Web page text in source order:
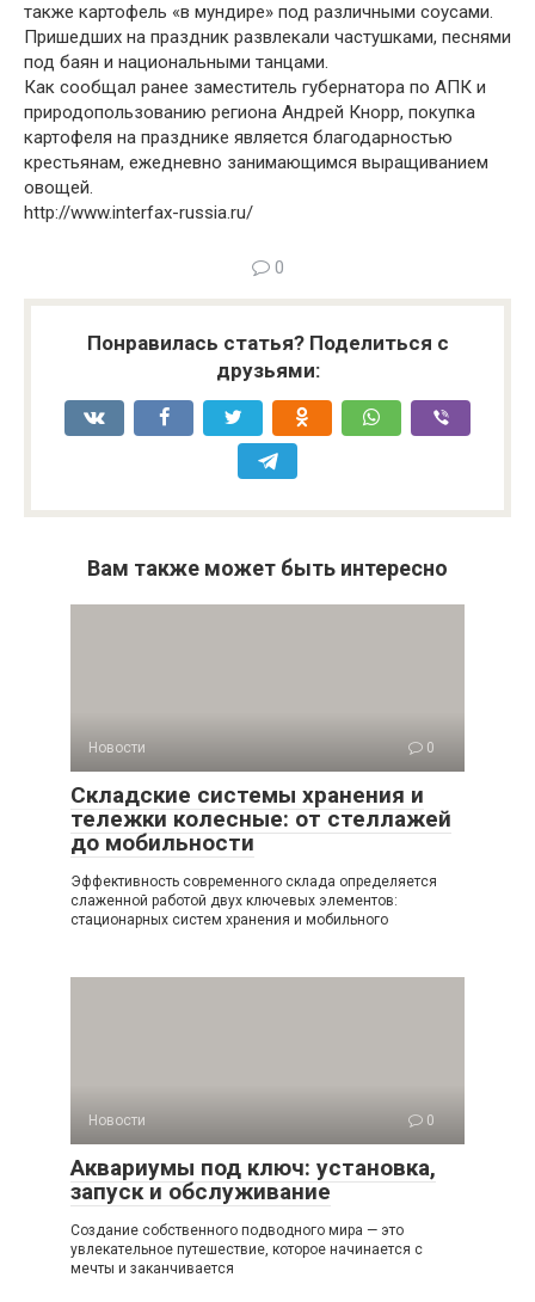
также картофель «в мундире» под различными соусами.
Пришедших на праздник развлекали частушками, песнями
под баян и национальными танцами.
Как сообщал ранее заместитель губернатора по АПК и
природопользованию региона Андрей Кнорр, покупка
картофеля на празднике является благодарностью
крестьянам, ежедневно занимающимся выращиванием
овощей.
http://www.interfax-russia.ru/
0
Понравилась статья? Поделиться с
друзьями:
Вам также может быть интересно
Новости 0
Складские системы хранения и
тележки колесные: от стеллажей
до мобильности
Эффективность современного склада определяется
слаженной работой двух ключевых элементов:
стационарных систем хранения и мобильного
Новости 0
Аквариумы под ключ: установка,
запуск и обслуживание
Создание собственного подводного мира — это
увлекательное путешествие, которое начинается с
мечты и заканчивается